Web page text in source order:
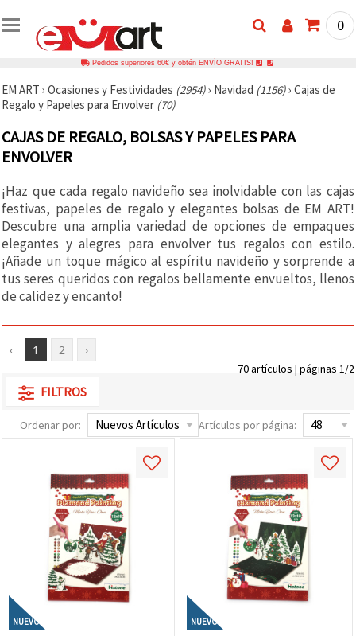
0
Pedidos superiores 60€ y obtén ENVÍO GRATIS!
EM ART › Ocasiones y Festividades (2954)› Navidad (1156)› Cajas de
Regalo y Papeles para Envolver (70)
CAJAS DE REGALO, BOLSAS Y PAPELES PARA
ENVOLVER
¡Haz que cada regalo navideño sea inolvidable con las cajas
festivas, papeles de regalo y elegantes bolsas de EM ART!
Descubre una amplia variedad de opciones de empaques
elegantes y alegres para envolver tus regalos con estilo.
¡Añade un toque mágico al espíritu navideño y sorprende a
tus seres queridos con regalos bellamente envueltos, llenos
de calidez y encanto!
‹ 1 2 ›
70 artículos | páginas 1/2
FILTROS
Ordenar por: Artículos por página:
NUEVO NUEVO